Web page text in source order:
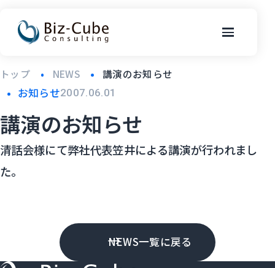
トップ NEWS 講演のお知らせ
お知らせ2007.06.01
講演のお知らせ
清話会様にて弊社代表笠井による講演が行われまし
た。
NEWS一覧に戻る